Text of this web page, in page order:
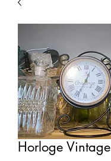
Horloge Vintage